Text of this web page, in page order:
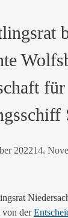
für
202214.
von der